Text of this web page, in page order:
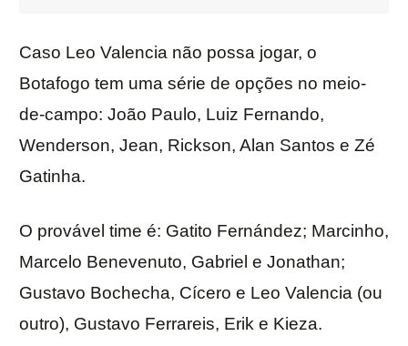
Caso Leo Valencia não possa jogar, o
Botafogo tem uma série de opções no meio-
de-campo: João Paulo, Luiz Fernando,
Wenderson, Jean, Rickson, Alan Santos e Zé
Gatinha.
O provável time é: Gatito Fernández; Marcinho,
Marcelo Benevenuto, Gabriel e Jonathan;
Gustavo Bochecha, Cícero e Leo Valencia (ou
outro), Gustavo Ferrareis, Erik e Kieza.